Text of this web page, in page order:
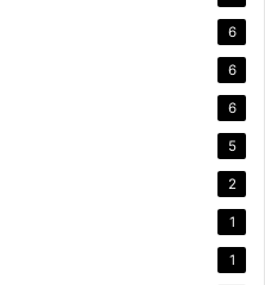
6
6
6
5
2
1
1